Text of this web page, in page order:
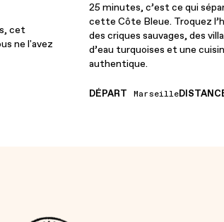
cet
ne l'avez
25 minutes, c’est ce qui
cette Côte Bleue. Troquez
des criques sauvages, des
d’eau turquoises et une
authentique.
DÉPART Marseille